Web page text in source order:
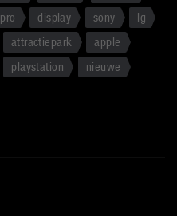
pro display sony
lg
attractiepark
apple
playstation
nieuwe